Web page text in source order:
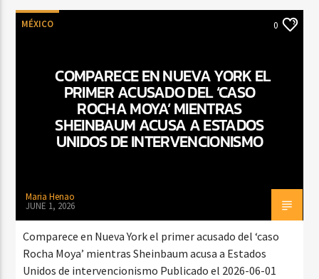
MÉXICO 0
COMPARECE EN NUEVA YORK EL
PRIMER ACUSADO DEL ‘CASO
ROCHA MOYA’ MIENTRAS
SHEINBAUM ACUSA A ESTADOS
UNIDOS DE INTERVENCIONISMO
Maria Henao
JUNE 1, 2026
Comparece en Nueva York el primer acusado del ‘caso
Rocha Moya’ mientras Sheinbaum acusa a Estados
Unidos de intervencionismo Publicado el 2026-06-01